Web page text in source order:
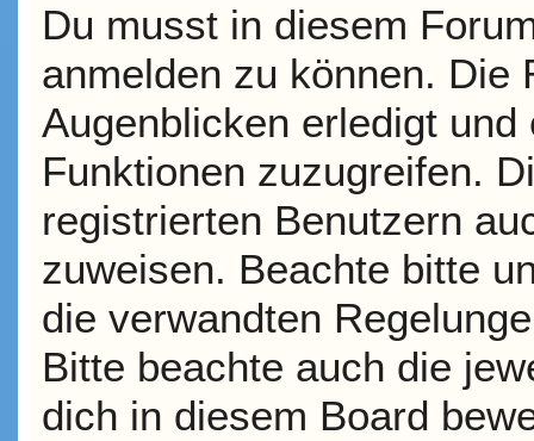
Du musst in diesem
anmelden zu können. Die
Augenblicken erledigt
Funktionen zuzugreifen.
registrierten Benutzern
zuweisen. Beachte bitte
die verwandten
Bitte beachte auch die
dich in diesem Board